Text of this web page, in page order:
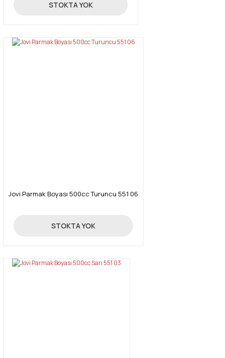
38,01 TL
STOKTA YOK
Jovi Parmak Boyası 500cc Turuncu 551 06
55,00 TL
STOKTA YOK